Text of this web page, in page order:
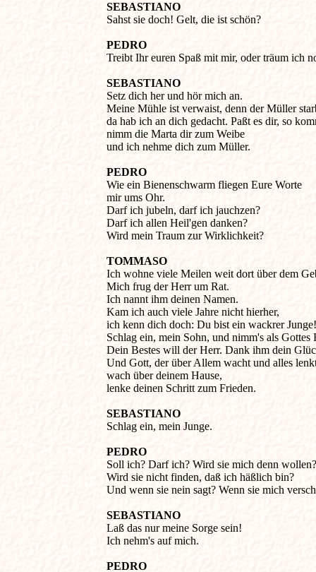
SEBASTIANO
Sahst sie doch! Gelt, die ist schön?
PEDRO
SEBASTIANO
Setz dich her und hör mich an.
Meine Mühle ist verwaist, denn der Müller
da hab ich an dich gedacht. Paßt es dir, so
nimm die Marta dir zum Weibe
PEDRO
Wie ein Bienenschwarm fliegen Eure Worte
mir ums Ohr.
Darf ich jubeln, darf ich jauchzen?
Darf ich allen Heil'gen danken?
TOMMASO
Ich wohne viele Meilen weit dort über dem
Mich frug der Herr um Rat.
Ich nannt ihm deinen Namen.
Kam ich auch viele Jahre nicht hierher,
ich kenn dich doch: Du bist ein wackrer
Schlag ein, mein Sohn, und nimm's als Gottes
Dein Bestes will der Herr. Dank ihm dein
Und Gott, der über Allem wacht und alles
wach über deinem Hause,
SEBASTIANO
Schlag ein, mein Junge.
PEDRO
Soll ich? Darf ich? Wird sie mich denn
Wird sie nicht finden, daß ich häßlich bin?
Und wenn sie nein sagt? Wenn sie mich
SEBASTIANO
Laß das nur meine Sorge sein!
Ich nehm's auf mich.
PEDRO